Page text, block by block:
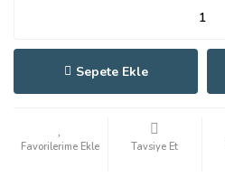
Sepete Ekle
Tavsiye Et